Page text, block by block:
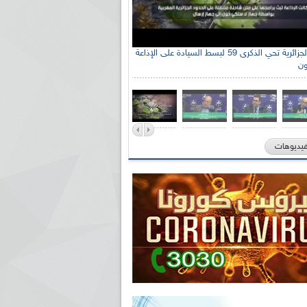
الإذاعة الجزائرية تحي الذكرى 59 لبسط السيادة على الإذاعة